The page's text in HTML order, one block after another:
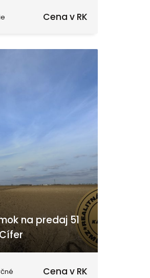
Cena v RK
na predaj 51
Cena v RK